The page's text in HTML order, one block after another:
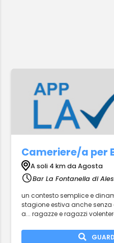
Cameriere/a per
A soli 4 km da Agosta
Bar La Fontanella di
un contesto semplice e
stagione estiva anche senza
a... ragazze e ragazzi